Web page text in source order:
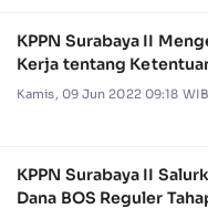
KPPN Surabaya II
Kerja tentang
Kamis, 09 Jun 2022 09:18 WIB
KPPN Surabaya II
Dana BOS Reguler